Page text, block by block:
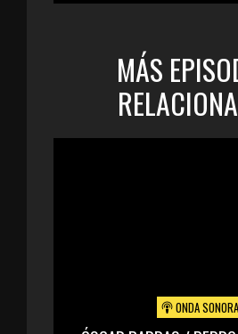
MÁS
ONDA SONORA